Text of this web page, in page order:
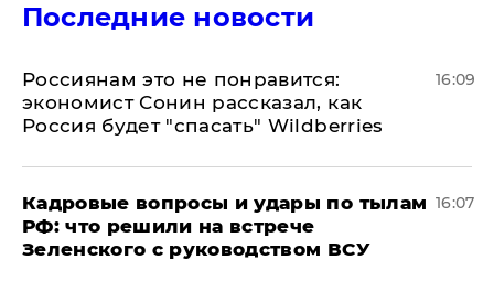
Последние новости
Россиянам это не понравится:
экономист Сонин рассказал, как
Россия будет "спасать" Wildberries
16:09
Кадровые вопросы и удары по тылам
РФ: что решили на встрече
Зеленского с руководством ВСУ
16:07